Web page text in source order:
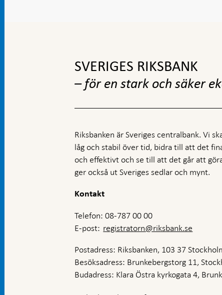
SVERIGES RIKSBANK
– för en stark och säker
Riksbanken är Sveriges centralbank. Vi
låg och stabil över tid, bidra till att det
och effektivt och se till att det går att
ger också ut Sveriges sedlar och mynt.
Kontakt
Telefon: 08-787 00 00
E-post: registratorn@riksbank.se
Postadress: Riksbanken, 103 37
Besöksadress: Brunkebergstorg 11,
Budadress: Klara Östra kyrkogata 4,